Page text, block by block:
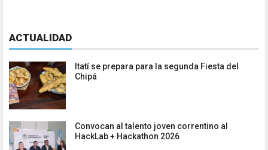
ACTUALIDAD
Itatí se prepara para la segunda Fiesta del
Chipá
Convocan al talento joven correntino al
HackLab + Hackathon 2026